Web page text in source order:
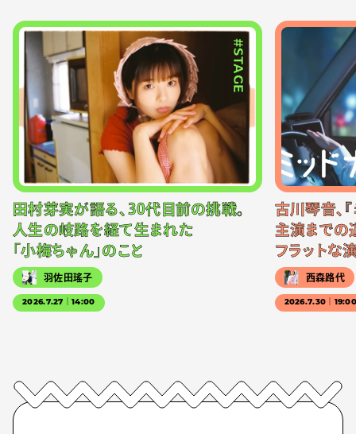
#STAGE
田村芽実が語る、30代目前の挑戦。
人生の岐路を経て生まれた
「小梅ちゃん」のこと
羽佐田瑤子
2026.7.27｜14:00
古川琴音、
主演までの
フラットな
西森路代
2026.7.30｜